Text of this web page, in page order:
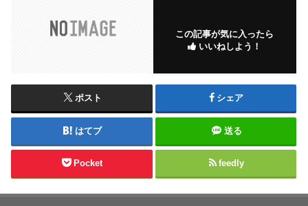
この記事が気に入ったら
いいねしよう！
ポスト シェア
はてブ 送る
Pocket feedly